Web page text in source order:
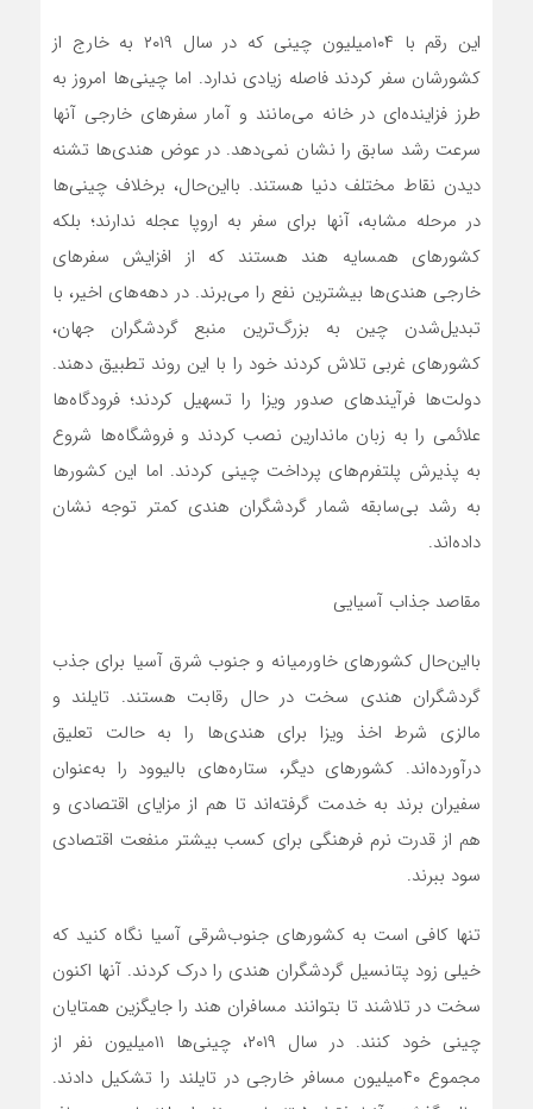
این رقم با ۱۰۴میلیون چینی که در سال ۲۰۱۹ به خارج از
کشورشان سفر کردند فاصله زیادی ندارد. اما چینی‌‌‌ها امروز به
طرز فزاینده‌‌‌ای در خانه می‌‌‌مانند و آمار سفرهای خارجی آنها
سرعت رشد سابق را نشان نمی‌‌‌دهد. در عوض هندی‌‌‌ها تشنه
دیدن نقاط مختلف دنیا هستند. بااین‌‌‌حال، برخلاف چینی‌‌‌ها
در مرحله مشابه، آنها برای سفر به اروپا عجله ندارند؛ بلکه
کشورهای همسایه هند هستند که از افزایش سفرهای
خارجی هندی‌ها بیشترین نفع را می‌‌‌برند. در دهه‌‌‌های اخیر، با
تبدیل‌‌‌شدن چین به بزرگ‌ترین منبع گردشگران جهان،
کشورهای غربی تلاش کردند خود را با این روند تطبیق دهند.
دولت‌‌‌ها فرآیندهای صدور ویزا را تسهیل کردند؛ فرودگاه‌‌‌ها
علائمی را به زبان ماندارین نصب کردند و فروشگاه‌‌‌ها شروع
به پذیرش پلتفرم‌‌‌های پرداخت چینی کردند. اما این کشورها
به رشد بی‌‌‌سابقه شمار گردشگران هندی کمتر توجه نشان
داده‌‌‌اند.
مقاصد جذاب آسیایی
بااین‌‌‌حال کشورهای خاورمیانه و جنوب شرق آسیا برای جذب
گردشگران هندی سخت در حال رقابت هستند. تایلند و
مالزی شرط اخذ ویزا برای هندی‌‌‌ها را به حالت تعلیق
درآورده‌‌‌اند. کشورهای دیگر، ستاره‌‌‌های بالیوود را به‌‌‌عنوان
سفیران برند به خدمت گرفته‌‌‌اند تا هم از مزایای اقتصادی و
هم از قدرت نرم فرهنگی برای کسب بیشتر منفعت اقتصادی
سود ببرند.
تنها کافی است به کشورهای جنوب‌شرقی آسیا نگاه کنید که
خیلی زود پتانسیل گردشگران هندی را درک کردند. آنها اکنون
سخت در تلاشند تا بتوانند مسافران هند را جایگزین همتایان
چینی خود کنند. در سال ۲۰۱۹، چینی‌‌‌ها ۱۱میلیون نفر از
مجموع ۴۰میلیون مسافر خارجی در تایلند را تشکیل ‌‌‌دادند.